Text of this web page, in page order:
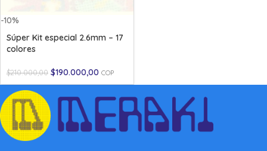
-10%
Súper Kit especial 2.6mm – 17
colores
$210.000,00 $190.000,00 COP